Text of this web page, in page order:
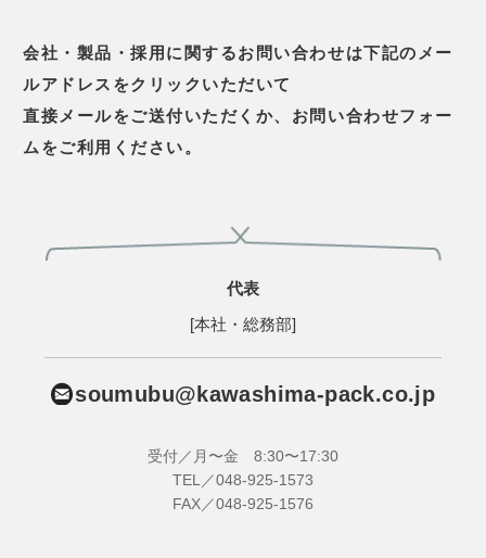
会社・製品・採用に関するお問い合わせは下記のメー
ルアドレスをクリックいただいて
直接メールをご送付いただくか、お問い合わせフォー
ムをご利用ください。
代表
[本社・総務部]
soumubu@kawashima-pack.co.jp
受付／月〜金 8:30〜17:30
TEL／048-925-1573
FAX／048-925-1576